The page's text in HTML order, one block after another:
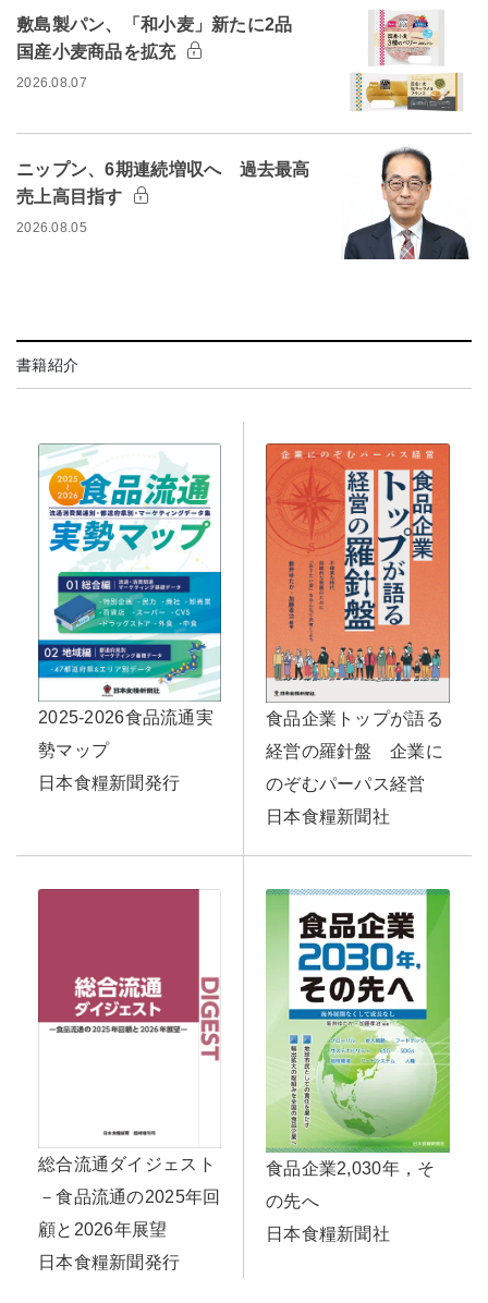
敷島製パン、「和小麦」新たに2品
国産小麦商品を拡充
2026.08.07
ニップン、6期連続増収へ 過去最高
売上高目指す
2026.08.05
書籍紹介
2025-2026食品流通実
勢マップ
日本食糧新聞発行
食品企業トップが語る
経営の羅針盤 企業に
のぞむパーパス経営
日本食糧新聞社
総合流通ダイジェスト
－食品流通の2025年回
顧と2026年展望
日本食糧新聞発行
食品企業2,030年，そ
の先へ
日本食糧新聞社